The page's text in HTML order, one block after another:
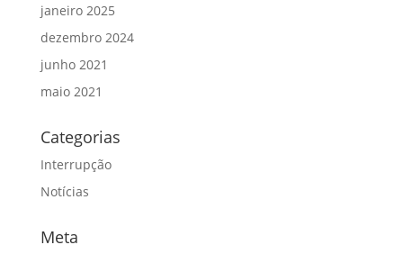
janeiro 2025
dezembro 2024
junho 2021
maio 2021
Categorias
Interrupção
Notícias
Meta